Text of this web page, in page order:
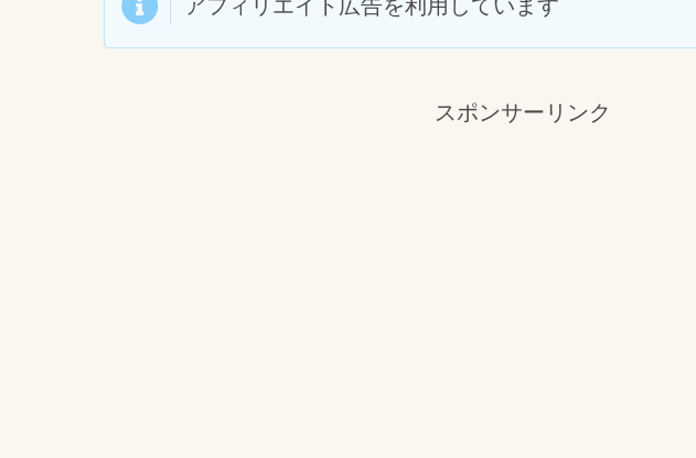
アフィリエイト広告を利用しています
スポンサーリンク